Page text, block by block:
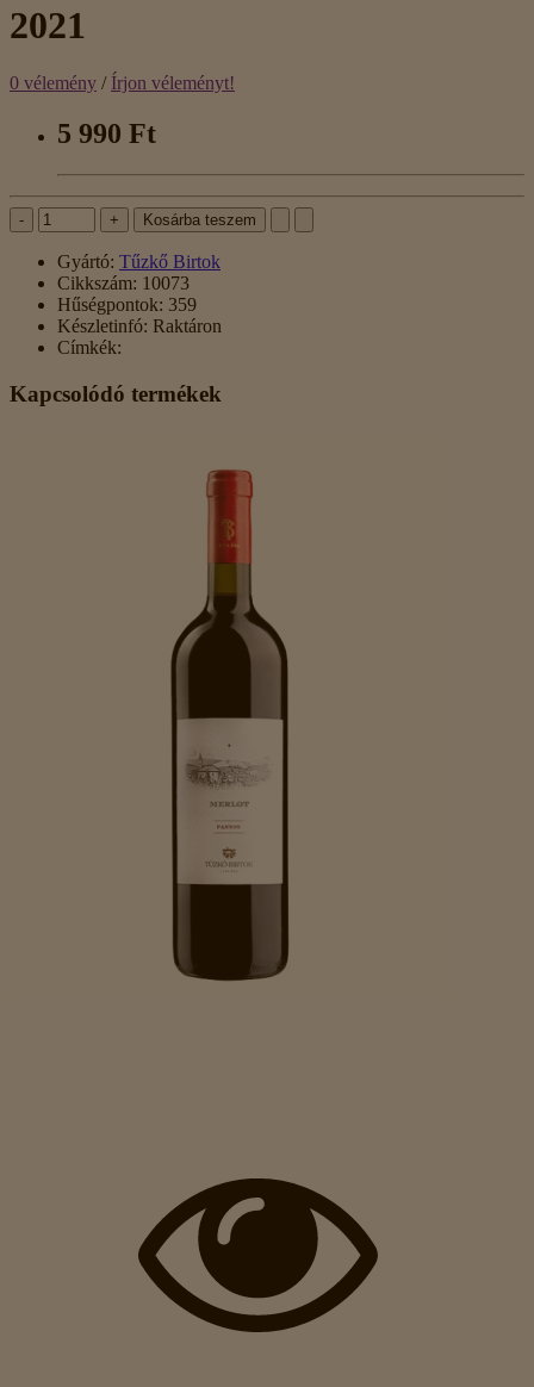
2021
0 vélemény / Írjon véleményt!
5 990 Ft
- + Kosárba teszem
Gyártó: Tűzkő Birtok
Cikkszám: 10073
Hűségpontok: 359
Készletinfó: Raktáron
Címkék:
Kapcsolódó termékek